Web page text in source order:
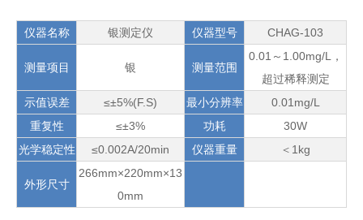
仪器名称 银测定仪 仪器型号 CHAG-103
测量项目 银 测量范围
0.01～1.00mg/L，
超过稀释测定
示值误差
≤±5%(F.S) 最小分辨率
0.01mg/L
重复性
≤±3% 功耗
30W
光学稳定性
≤0.002A/20min 仪器重量 ＜1kg
外形尺寸
266mm×220mm×13
0mm